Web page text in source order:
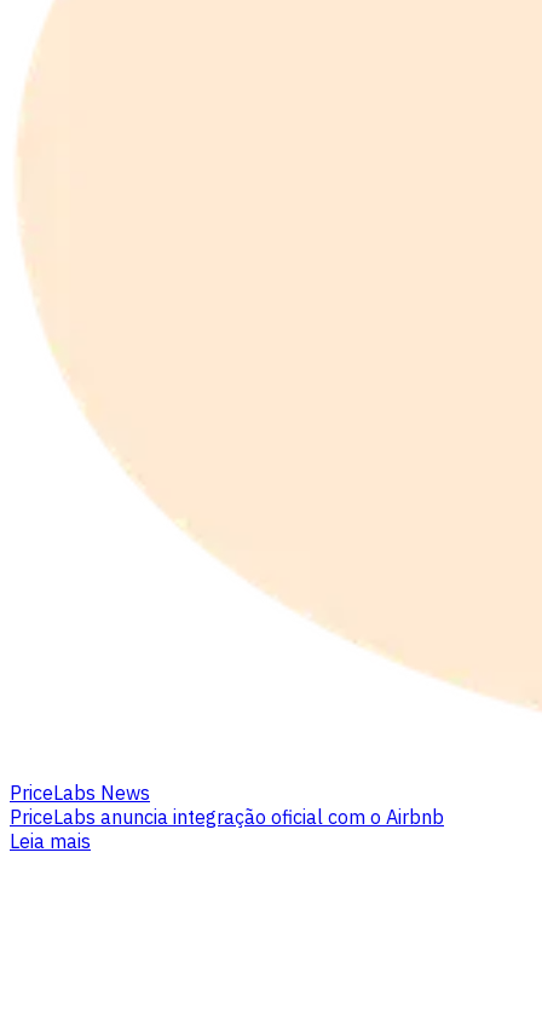
PriceLabs News
PriceLabs anuncia integração oficial com o Airbnb
Leia mais